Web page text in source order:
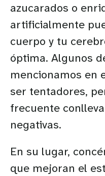
azucarados o
artificialmente
cuerpo y tu
óptima. Algunos
mencionamos en
ser tentadores,
frecuente
negativas.
En su lugar,
que mejoran el